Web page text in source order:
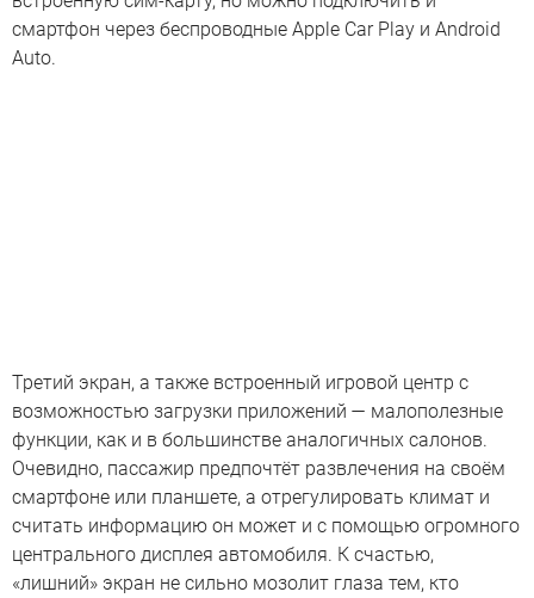
смартфон через беспроводные Apple Car Play и Android
Auto.
Третий экран, а также встроенный игровой центр с
возможностью загрузки приложений — малополезные
функции, как и в большинстве аналогичных салонов.
Очевидно, пассажир предпочтёт развлечения на своём
смартфоне или планшете, а отрегулировать климат и
считать информацию он может и с помощью огромного
центрального дисплея автомобиля. К счастью,
«лишний» экран не сильно мозолит глаза тем, кто